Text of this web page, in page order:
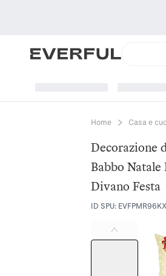
Home Casa e
Decorazione
Babbo Natale
Divano Festa
ID SPU: EVFPMR96KX